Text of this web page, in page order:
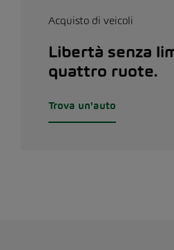
Acquisto di veicoli
Libertà senza
quattro ruote.
Trova un'auto